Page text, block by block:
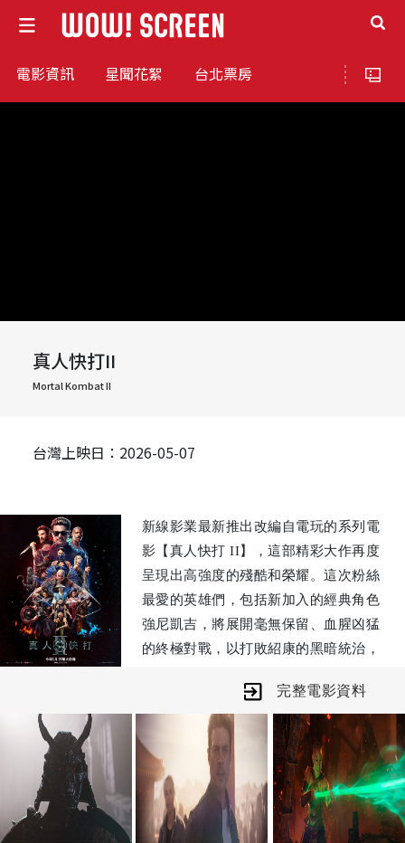
電影資訊 星聞花絮 台北票房
真人快打II
Mortal Kombat II
台灣上映日：2026-05-07
新線影業最新推出改編自電玩的系列電
影【真人快打 II】，這部精彩大作再度
呈現出高強度的殘酷和榮耀。這次粉絲
最愛的英雄們，包括新加入的經典角色
強尼凱吉，將展開毫無保留、血腥凶猛
的終極對戰，以打敗紹康的黑暗統治，
完整電影資料